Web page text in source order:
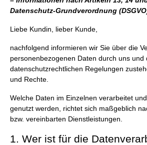
Datenschutz-Grundverordnung
Liebe Kundin, lieber Kunde,
nachfolgend informieren wir Sie über die
personenbezogenen Daten durch uns und
datenschutzrechtlichen Regelungen
und Rechte.
Welche Daten im Einzelnen verarbeitet
genutzt werden, richtet sich maßgeblich
bzw. vereinbarten Dienstleistungen.
1. Wer ist für die